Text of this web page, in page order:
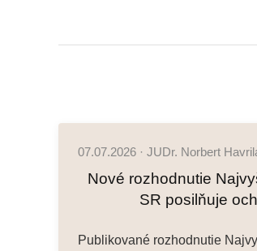
07.07.2026 · JUDr. Norbert
Nové rozhodnutie
SR posilňuje
majetku z
Publikované rozhodnutie